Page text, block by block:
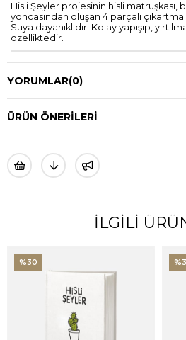
Hisli Şeyler projesinin hisli matruşkası,
yoncasından oluşan 4 parçalı çıkartma
Suya dayanıklıdır. Kolay yapışıp,
özelliktedir.
YORUMLAR(0)
ÜRÜN ÖNERILERI
%30